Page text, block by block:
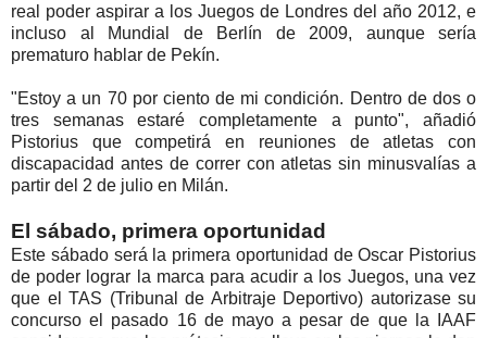
real poder aspirar a los Juegos de Londres del año 2012, e
incluso al Mundial de Berlín de 2009, aunque sería
prematuro hablar de Pekín.
"Estoy a un 70 por ciento de mi condición. Dentro de dos o
tres semanas estaré completamente a punto", añadió
Pistorius que competirá en reuniones de atletas con
discapacidad antes de correr con atletas sin minusvalías a
partir del 2 de julio en Milán.
El sábado, primera oportunidad
Este sábado será la primera oportunidad de Oscar Pistorius
de poder lograr la marca para acudir a los Juegos, una vez
que el TAS (Tribunal de Arbitraje Deportivo) autorizase su
concurso el pasado 16 de mayo a pesar de que la IAAF